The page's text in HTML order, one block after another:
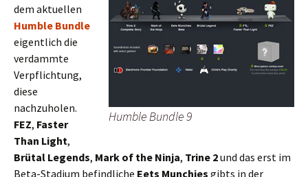
Humble Bundle 9
dem aktuellen
Humble Bundle
eigentlich die
verdammte
Verpflichtung,
diese
nachzuholen.
FEZ, Faster
Than Light,
Brütal Legends, Mark of the Ninja, Trine 2und das erst im
Beta-Stadium befindliche Eets Munchies gibts in der